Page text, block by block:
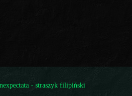
- straszyk filipiński